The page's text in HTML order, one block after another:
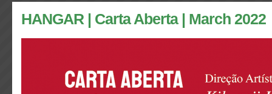
HANGAR | Carta Aberta | March 2022